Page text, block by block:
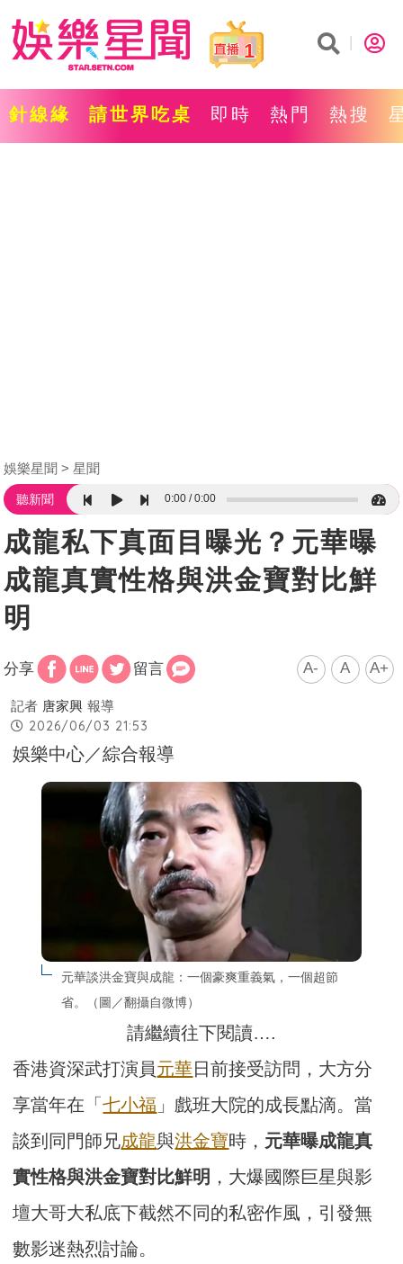
1
針線緣 請世界吃桌 即時 熱門 熱搜
娛樂星聞 星聞
聽新聞 0:00 0:00
成龍私下真面目曝光？元華曝
成龍真實性格與洪金寶對比鮮
明
分享 留言 A- A A+
記者 唐家興 報導
2026/06/03 21:53
娛樂中心／綜合報導
元華談洪金寶與成龍：一個豪爽重義氣，一個超節
省。（圖／翻攝自微博）
請繼續往下閱讀….
香港資深武打演員元華日前接受訪問，大方分
享當年在「七小福 」戲班大院的成長點滴。當
談到同門師兄成龍與洪金寶時， 元華曝成龍真
實性格與洪金寶對比鮮明 ，大爆國際巨星與影
壇大哥大私底下截然不同的私密作風，引發無
數影迷熱烈討論。